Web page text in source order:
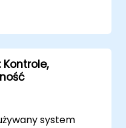
z
4HANA.
i optymalizować
system